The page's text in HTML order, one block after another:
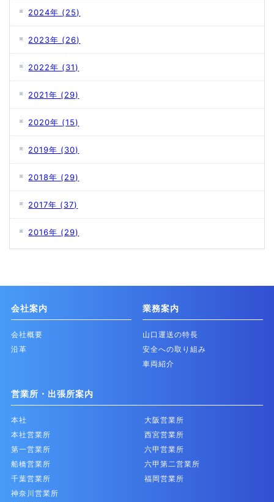
2024年 (25)
2023年 (26)
2022年 (31)
2021年 (29)
2020年 (15)
2019年 (30)
2018年 (29)
2017年 (37)
2016年 (29)
会社案内
会社概要
沿革
業務案内
山口運送の特長
安全への取り組み
車両紹介
営業所・出張所案内
本社
本社営業所
第一営業所
船橋営業所
千葉営業所
神奈川営業所
大阪営業所
西宮営業所
六甲営業所
六甲第二営業所
福岡営業所